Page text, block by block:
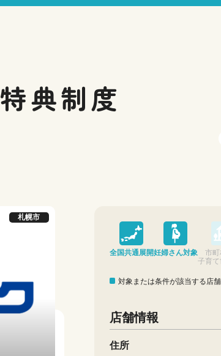
特典制度
札幌市
全国共通展開妊婦さん対象
市
子育
対象または条件が該当する店舗
店舗情報
住所